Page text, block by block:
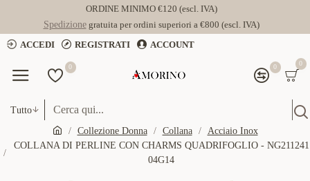
ORDINE MINIMO €120 (escl. IVA)
Spedizionegratuita per ordini superiori a €800 (escl. IVA)
ACCEDI
REGISTRATI ACCOUNT
0 0 0
Tutto
Collezione Donna Collana
Acciaio Inox
COLLANA DI PERLINE CON CHARMS QUADRIFOGLIO - NG211241
04G14